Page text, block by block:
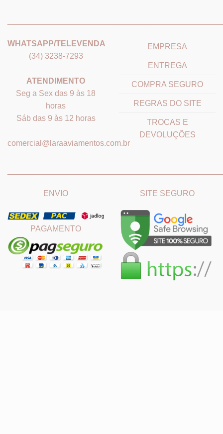
WHATSAPP/TELEVENDA
(34) 3238-7293
ATENDIMENTO
Seg a Sex das 9 às 18
horas
Sáb das 9 às 12 horas
comercial@laraaviamentos.com.br
EMPRESA
ENTREGA
COMPRA SEGURO
REGRAS DO SITE
TROCAS E
DEVOLUÇÕES
ENVIO
PAGAMENTO
SITE SEGURO